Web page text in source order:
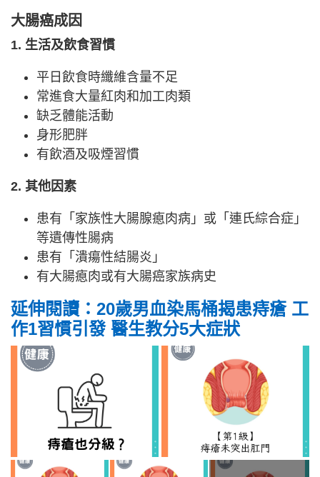
大腸癌成因
1. 生活及飲食習慣
平日飲食時纖維含量不足
常進食大量紅肉和加工肉類
缺乏體能活動
身形肥胖
有飲酒及吸煙習慣
2. 其他因素
患有「家族性大腸腺瘜肉病」或「連氏綜合症」
等遺傳性腸病
患有「潰瘍性結腸炎」
有大腸瘜肉或有大腸癌家族病史
延伸閱讀：20歲男血染馬桶揭患痔瘡 工
作1習慣引發 醫生教分5大症狀